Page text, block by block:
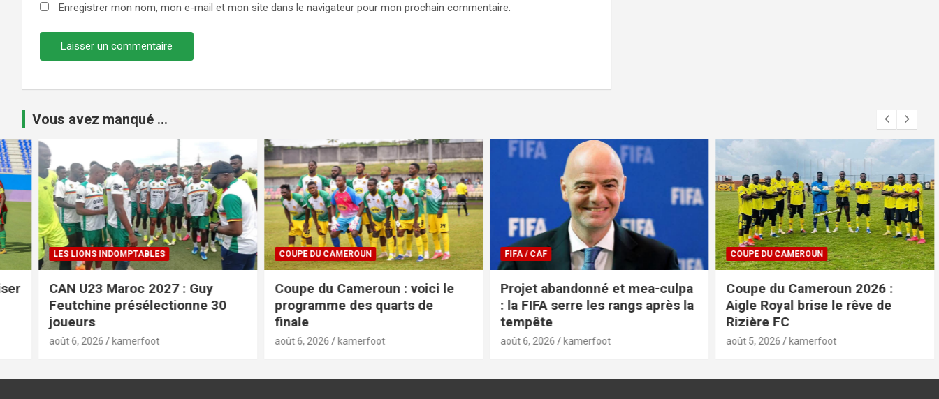
Enregistrer mon nom, mon e-mail et mon site dans le navigateur pour mon prochain commentaire.
Vous avez manqué ...
LES LIONS INDOMPTABLES
CAN U23 Maroc 2027 : Guy
Feutchine présélectionne 30
joueurs
août 6, 2026 kamerfoot
COUPE DU CAMEROUN
Coupe du Cameroun : voici le
programme des quarts de
finale
août 6, 2026 kamerfoot
FIFA / CAF
Projet abandonné et mea-culpa
: la FIFA serre les rangs après la
tempête
août 6, 2026 kamerfoot
COUPE DU CAMEROUN
Coupe du Cameroun 2026 :
Aigle Royal brise le rêve de
Rizière FC
août 5, 2026 kamerfoot